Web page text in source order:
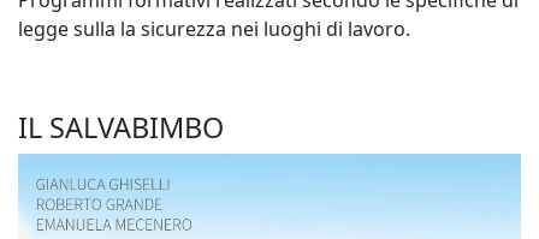
legge sulla la sicurezza nei luoghi di lavoro.
IL SALVABIMBO